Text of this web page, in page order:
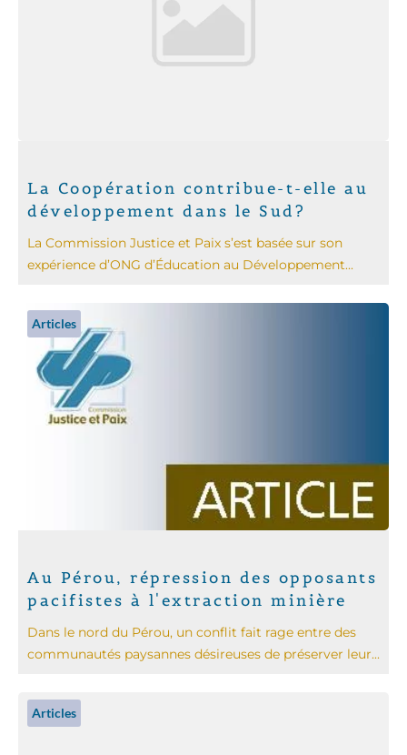
La Coopération contribue-t-elle au
développement dans le Sud?
La Commission Justice et Paix s’est basée sur son
expérience d’ONG d’Éducation au Développement...
Articles
Au Pérou, répression des opposants
pacifistes à l'extraction minière
Dans le nord du Pérou, un conflit fait rage entre des
communautés paysannes désireuses de préserver leur...
Articles